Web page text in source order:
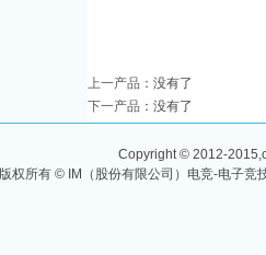
上一产品 ：没有了
下一产品 ：没有了
Copyright © 2012-
版权所有 © IM（股份有限公司）电竞-电子